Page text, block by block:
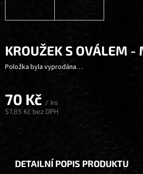
KROUŽEK S OVÁLEM -
70 Kč / ks
57,85 Kč bez DPH
Položka byla vyprodána…
DETAILNÍ POPIS PRODUKTU